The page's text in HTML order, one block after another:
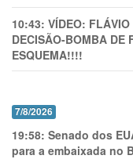
10:43: VÍDEO: FLÁVIO
DECISÃO-BOMBA DE
ESQUEMA!!!!
7/8/2026
19:58: Senado dos
para a embaixada no